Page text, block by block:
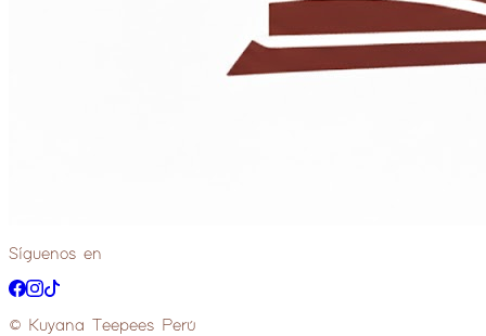
Síguenos en
© Kuyana Teepees Perú